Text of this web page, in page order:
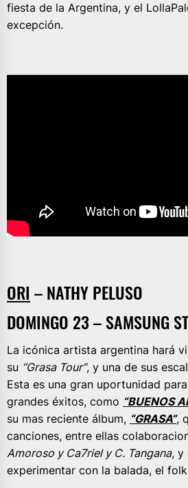
fiesta de la Argentina, y el
excepción.
ORI – NATHY PELUSO
DOMINGO 23 – SAMSUNG
La icónica artista argentina hará
su “Grasa Tour”, y una de sus
Esta es una gran uportunidad
grandes éxitos, como “BUENOS
su mas reciente álbum, “GRASA”,
canciones, entre ellas
Amoroso y Ca7riel y C. Tangana, y
experimentar con la balada, el